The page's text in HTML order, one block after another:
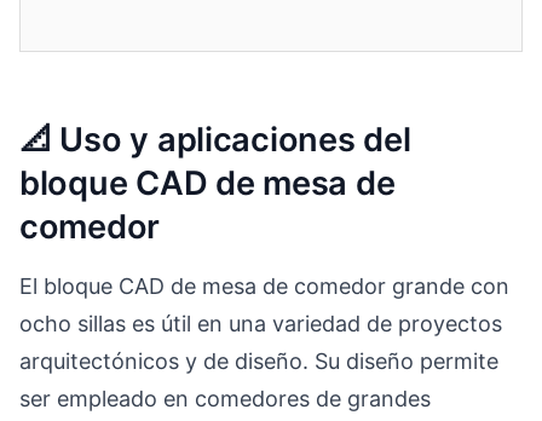
📐 Uso y aplicaciones del
bloque CAD de mesa de
comedor
El bloque CAD de mesa de comedor grande con
ocho sillas es útil en una variedad de proyectos
arquitectónicos y de diseño. Su diseño permite
ser empleado en comedores de grandes